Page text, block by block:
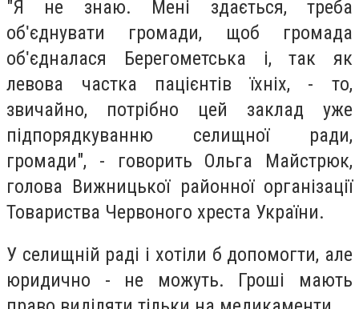
"Я не знаю. Мені здається, треба
обʹєднувати громади, щоб громада
обʹєдналася Берегометська і, так як
левова частка пацієнтів їхніх, - то,
звичайно, потрібно цей заклад уже
підпорядкуванню селищної ради,
громади", - говорить Ольга Майстрюк,
голова Вижницької районної організації
Товариства Червоного хреста України.
У селищній раді і хотіли б допомогти, але
юридично - не можуть. Гроші мають